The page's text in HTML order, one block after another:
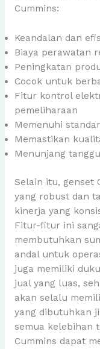
Cummins:
Keandalan dan
Biaya perawatan
Peningkatan
Cocok untuk
Fitur kontrol
pemeliharaan
Memenuhi
Memastikan
Menunjang
Selain itu, genset
yang robust dan
kinerja yang
Fitur-fitur ini
membutuhkan
andal untuk
juga memiliki
jual yang luas,
akan selalu
yang dibutuhkan
semua kelebihan
Cummins dapat